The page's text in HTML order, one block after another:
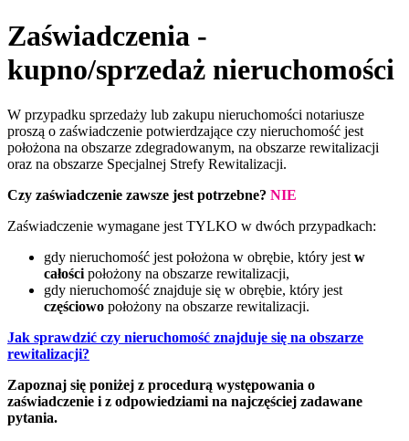
Zaświadczenia -
kupno/sprzedaż nieruchomości
W przypadku sprzedaży lub zakupu nieruchomości notariusze
proszą o zaświadczenie potwierdzające czy nieruchomość jest
położona na obszarze zdegradowanym, na obszarze rewitalizacji
oraz na obszarze Specjalnej Strefy Rewitalizacji.
Czy zaświadczenie zawsze jest potrzebne? NIE
Zaświadczenie wymagane jest TYLKO w dwóch przypadkach:
gdy nieruchomość jest położona w obrębie, który jest w
całości położony na obszarze rewitalizacji,
gdy nieruchomość znajduje się w obrębie, który jest
częściowo położony na obszarze rewitalizacji.
Jak sprawdzić czy nieruchomość znajduje się na obszarze
rewitalizacji?
Zapoznaj się poniżej z procedurą występowania o
zaświadczenie i z odpowiedziami na najczęściej zadawane
pytania.